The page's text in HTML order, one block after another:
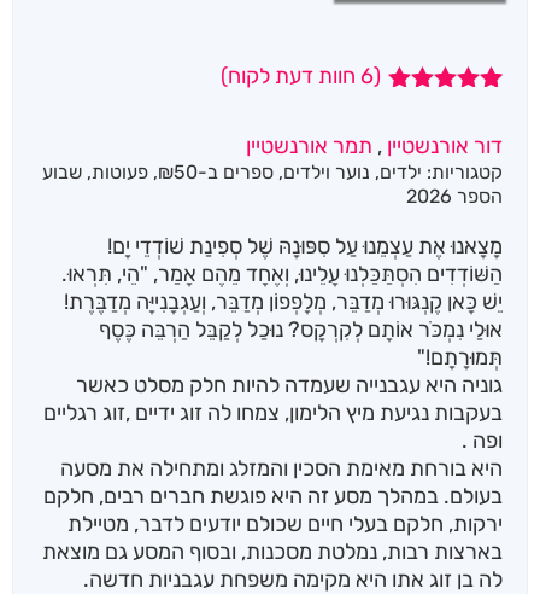
מבוסס על
דירוגים של
לקוחות
(
6 חוות דעת לקוח)
דור אורנשטיין , תמר אורנשטיין
קטגוריות: ילדים, נוער וילדים, ספרים ב-₪50 , פעוטות, שבוע
הספר 2026
מָצָאנוּ אֶת עַצְמֵנוּ עַל סִפּוּנָהּ שֶׁל סְפִינַת שׁוֹדְדֵי יָם!
הַשּׁוֹדְדִים הִסְתַּכַּלְנוּ עָלֵינוּ, וְאֶחָד מֵהֶם אָמַר, "הֵי, תִּרְאוּ.
יֵשׁ כָּאן קֶנְגּוּרוּ מְדַבֵּר, מְלָפְפוֹן מְדַבֵּר, וְעַגְבָנִייָּה מְדַבֶּרֶת!
אוּלַי נִמְכֹּר אוֹתָם לְקִרְקָס? נוּכַל לְקַבֵּל הַרְבֵּה כֶּסֶף
תְּמוּרָתָם!"
גוניה היא עגבנייה שעמדה להיות חלק מסלט כאשר
בעקבות נגיעת מיץ הלימון, צמחו לה זוג ידיים ,זוג רגליים
ופה .
היא בורחת מאימת הסכין והמזלג ומתחילה את מסעה
בעולם. במהלך מסע זה היא פוגשת חברים רבים, חלקם
ירקות, חלקם בעלי חיים שכולם יודעים לדבר, מטיילת
בארצות רבות, נמלטת מסכנות, ובסוף המסע גם מוצאת
לה בן זוג אתו היא מקימה משפחת עגבניות חדשה.